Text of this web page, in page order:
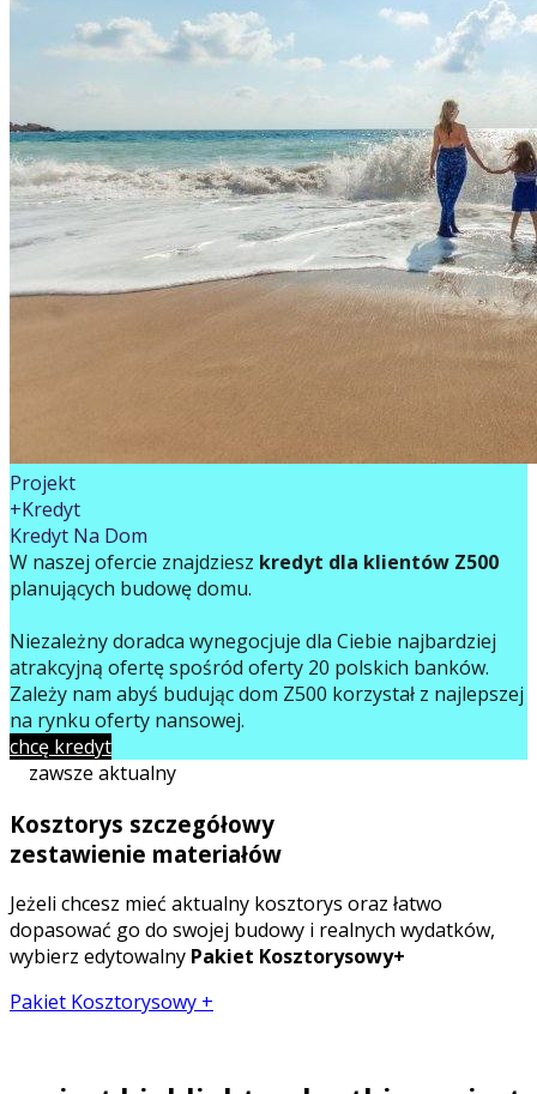
Projekt
+Kredyt
Kredyt Na Dom
W naszej ofercie znajdziesz kredyt dla klientów Z500
planujących budowę domu.
Niezależny doradca wynegocjuje dla Ciebie najbardziej
atrakcyjną ofertę spośród oferty 20 polskich banków.
Zależy nam abyś budując dom Z500 korzystał z najlepszej
na rynku oferty finansowej.
chcę kredyt
zawsze aktualny
Kosztorys szczegółowy
zestawienie materiałów
Jeżeli chcesz mieć aktualny kosztorys oraz łatwo
dopasować go do swojej budowy i realnych wydatków,
wybierz edytowalny Pakiet Kosztorysowy+
Pakiet Kosztorysowy +